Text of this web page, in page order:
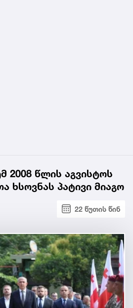
2008 წლის აგვისტოს
ხსოვნას პატივი მიაგო
22 წუთის წინ